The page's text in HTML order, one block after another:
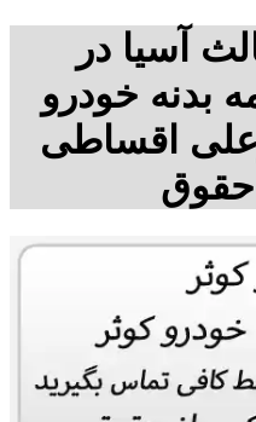
آسیا در
بدنه خودرو
اقساطی